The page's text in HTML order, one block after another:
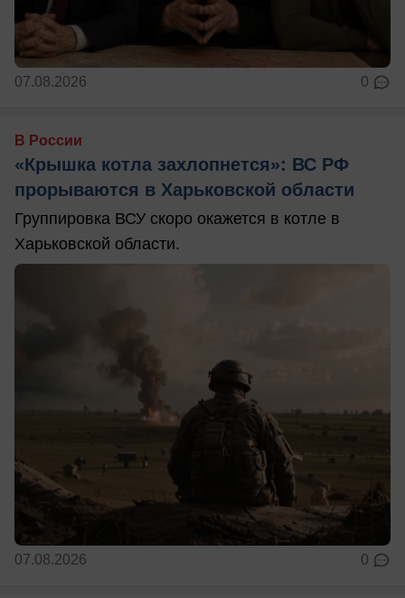
07.08.2026 0
В России
«Крышка котла захлопнется»: ВС РФ
прорываются в Харьковской области
Группировка ВСУ скоро окажется в котле в
Харьковской области.
07.08.2026 0